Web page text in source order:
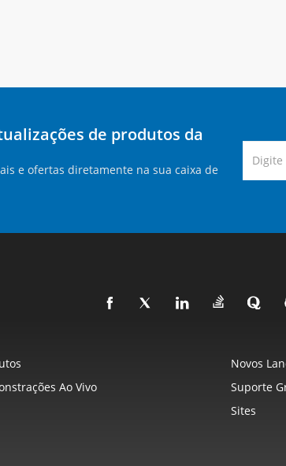
de produtos da
e ofertas diretamente na sua caixa de
Novos
Ao Vivo Suporte
Sites